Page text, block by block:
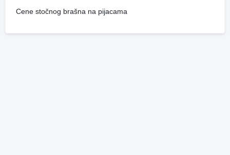
Cene stočnog brašna na pijacama